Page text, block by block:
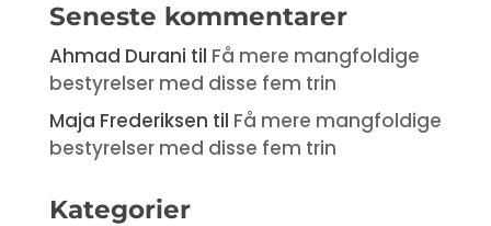
Seneste kommentarer
Ahmad Durani til Få mere mangfoldige
bestyrelser med disse fem trin
Maja Frederiksen til Få mere mangfoldige
bestyrelser med disse fem trin
Kategorier